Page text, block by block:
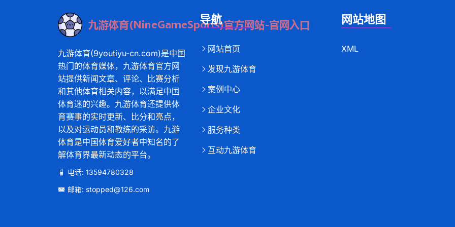
九游体育(9youtiyu-cn.com)是中国
热门的体育媒体，九游体育官方网
站提供新闻文章、评论、比赛分析
和其他体育相关内容，以满足中国
体育迷的兴趣。九游体育还提供体
育赛事的实时更新、比分和亮点，
以及对运动员和教练的采访。九游
体育是中国体育爱好者中知名的了
解体育界最新动态的平台。
电话: 13594780328
邮箱: stopped@126.com
导航
网站首页
发现九游体育
案例中心
企业文化
服务种类
互动九游体育
网站地图
XML